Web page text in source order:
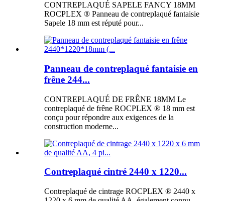
CONTREPLAQUÉ SAPELE FANCY 18MM
ROCPLEX ® Panneau de contreplaqué fantaisie
Sapele 18 mm est réputé pour...
Panneau de contreplaqué fantaisie en
frêne 244...
CONTREPLAQUÉ DE FRÊNE 18MM Le
contreplaqué de frêne ROCPLEX ® 18 mm est
conçu pour répondre aux exigences de la
construction moderne...
Contreplaqué cintré 2440 x 1220...
Contreplaqué de cintrage ROCPLEX ® 2440 x